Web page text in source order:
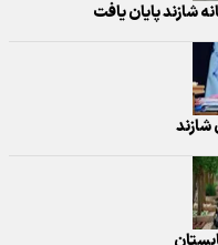
شازند پایان یافت
شازند